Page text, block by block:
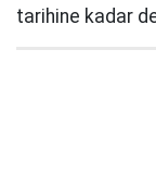
tarihine kadar